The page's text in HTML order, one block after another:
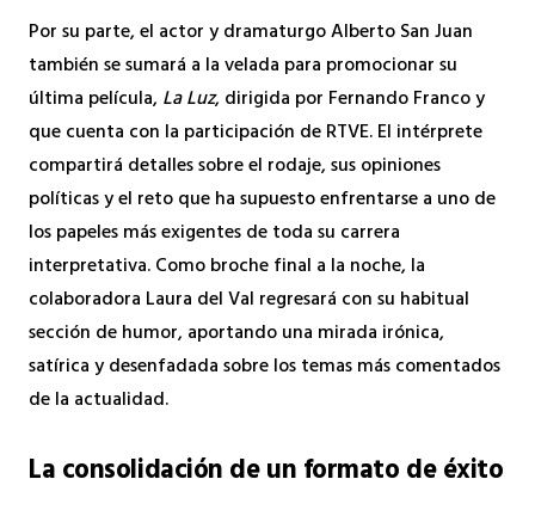
Por su parte, el actor y dramaturgo Alberto San Juan
también se sumará a la velada para promocionar su
última película,La Luz, dirigida por Fernando Franco y
que cuenta con la participación de RTVE. El intérprete
compartirá detalles sobre el rodaje, sus opiniones
políticas y el reto que ha supuesto enfrentarse a uno de
los papeles más exigentes de toda su carrera
interpretativa. Como broche final a la noche, la
colaboradora Laura del Val regresará con su habitual
sección de humor, aportando una mirada irónica,
satírica y desenfadada sobre los temas más comentados
de la actualidad.
La consolidación de un formato de éxito